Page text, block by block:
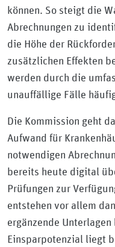
können. So steigt die
Abrechnungen zu
die Höhe der
zusätzlichen Effekten
werden durch die
unauffällige Fälle
Die Kommission geht
Aufwand für
notwendigen
bereits heute digital
Prüfungen zur
entstehen vor allem
ergänzende
Einsparpotenzial liegt